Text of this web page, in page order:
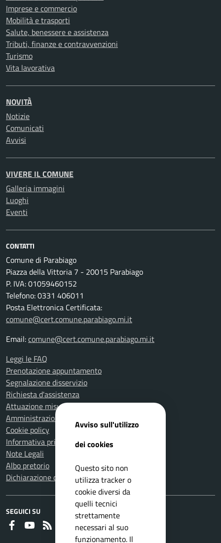
Imprese e commercio
Mobilità e trasporti
Salute, benessere e assistenza
Tributi, finanze e contravvenzioni
Turismo
Vita lavorativa
NOVITÀ
Notizie
Comunicati
Avvisi
VIVERE IL COMUNE
Galleria immagini
Luoghi
Eventi
CONTATTI
Comune di Parabiago
Piazza della Vittoria 7 - 20015 Parabiago
P. IVA: 01059460152
Telefono: 0331 406011
Posta Elettronica Certificata:
comune@cert.comune.parabiago.mi.it
Email:comune@cert.comune.parabiago.mi.it
Leggi le FAQ
Prenotazione appuntamento
Segnalazione disservizio
Richiesta d'assistenza
Attuazione misure PNRR
Amministrazione trasparente
Cookie policy
Informativa privacy
Note Legali
Albo pretorio
Dichiarazione di accessibilità
SEGUICI SU
Faceboook
Youtube
Avviso sull'utilizzo
dei cookies
Questo sito non
utilizza tracker o
cookie diversi da
quelli tecnici
strettamente
necessari al suo
funzionamento. Il